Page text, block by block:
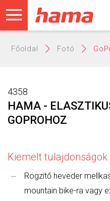
Főoldal Fotó
4358
HAMA -
GOPROHOZ
Kiemelt tulajdonságok
Rögzítő heveder
mountain bike-ra vagy